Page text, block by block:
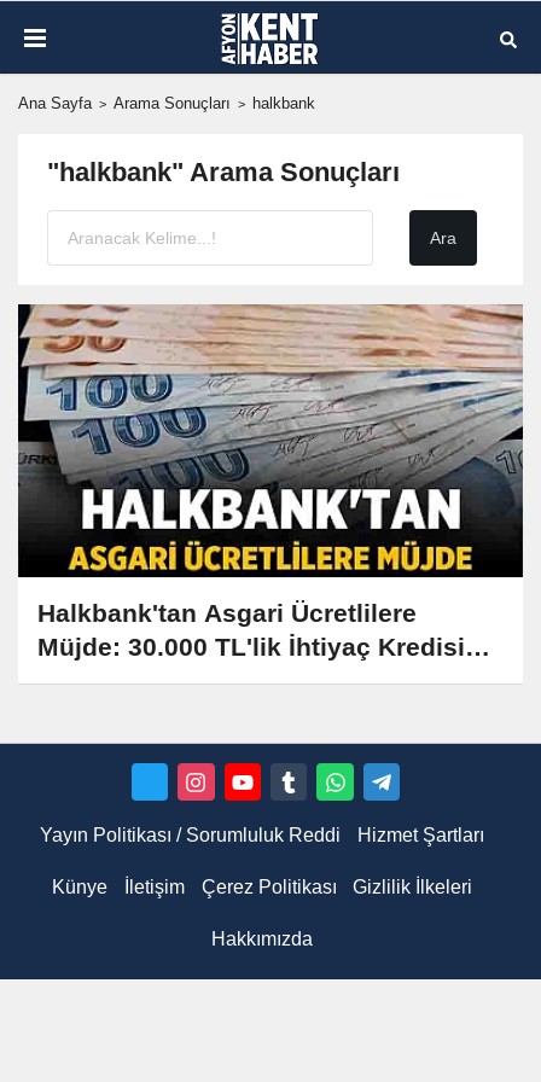
Ana Sayfa Arama Sonuçları halkbank
"halkbank" Arama Sonuçları
Halkbank'tan Asgari Ücretlilere
Müjde: 30.000 TL'lik İhtiyaç Kredisi
Kampanyası Başladı!
Yayın Politikası / Sorumluluk Reddi Hizmet Şartları
Künye İletişim Çerez Politikası Gizlilik İlkeleri
Hakkımızda